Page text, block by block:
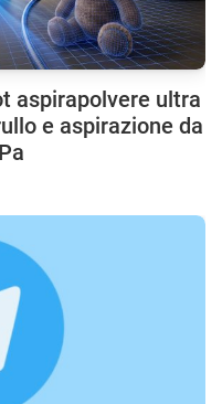
aspirapolvere ultra
e aspirazione da